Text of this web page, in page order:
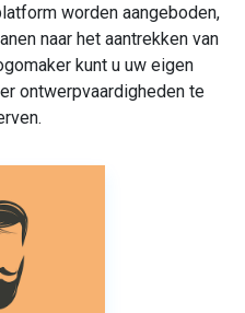
worden aangeboden,
naar het aantrekken van
kunt u uw eigen
ontwerpvaardigheden te